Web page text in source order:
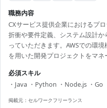
職務内容
CXサービス提供企業におけるプ
折衝や要件定義、システム設計
っていただきます。AWSでの環
を用いた開発プロジェクトをマ
の納期、品質基準調整 - 仕様策定
アへの落とし込み - プロジェクト
ラエンジニアへの相談や依頼 【
必須スキル
・Java ・Python ・Node.js ・Go
掲載元： セルワークフリーランス